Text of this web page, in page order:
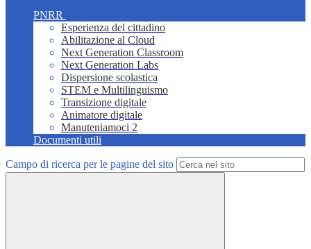
PNRR
Esperienza del cittadino
Abilitazione al Cloud
Next Generation Classroom
Next Generation Labs
Dispersione scolastica
STEM e Multilinguismo
Transizione digitale
Animatore digitale
Manuteniamoci 2
Documenti utili
Campo di ricerca per le pagine del sito